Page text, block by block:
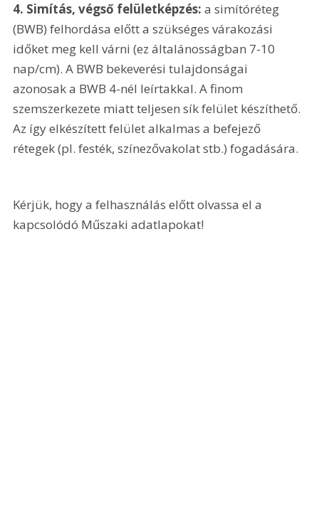
4. Simítás, végső felületképzés: a simítóréteg
(BWB) felhordása előtt a szükséges várakozási
időket meg kell várni (ez általánosságban 7-10
nap/cm). A BWB bekeverési tulajdonságai
azonosak a BWB 4-nél leírtakkal. A finom
szemszerkezete miatt teljesen sík felület készíthető.
Az így elkészített felület alkalmas a befejező
rétegek (pl. festék, színezővakolat stb.) fogadására.
Kérjük, hogy a felhasználás előtt olvassa el a
kapcsolódó Műszaki adatlapokat!